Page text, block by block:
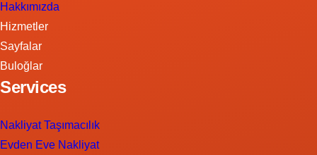
Hakkımızda
Hizmetler
Sayfalar
Buloğlar
Services
Nakliyat Taşımacılık
Evden Eve Nakliyat